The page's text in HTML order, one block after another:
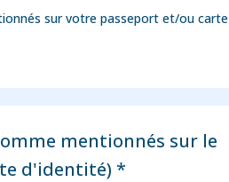
sur votre passeport et/ou carte
mentionnés sur le
d'identité) *